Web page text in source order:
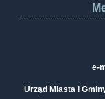
e-
Urząd Miasta i